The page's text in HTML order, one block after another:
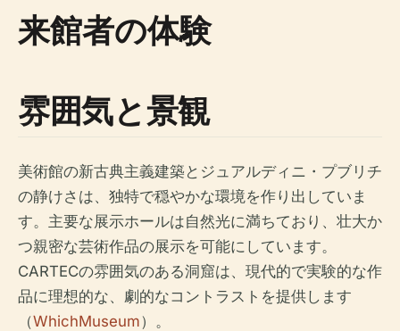
来館者の体験
雰囲気と景観
美術館の新古典主義建築とジュアルディニ・プブリチ
の静けさは、独特で穏やかな環境を作り出していま
す。主要な展示ホールは自然光に満ちており、壮大か
つ親密な芸術作品の展示を可能にしています。
CARTECの雰囲気のある洞窟は、現代的で実験的な作
品に理想的な、劇的なコントラストを提供します
（WhichMuseum）。